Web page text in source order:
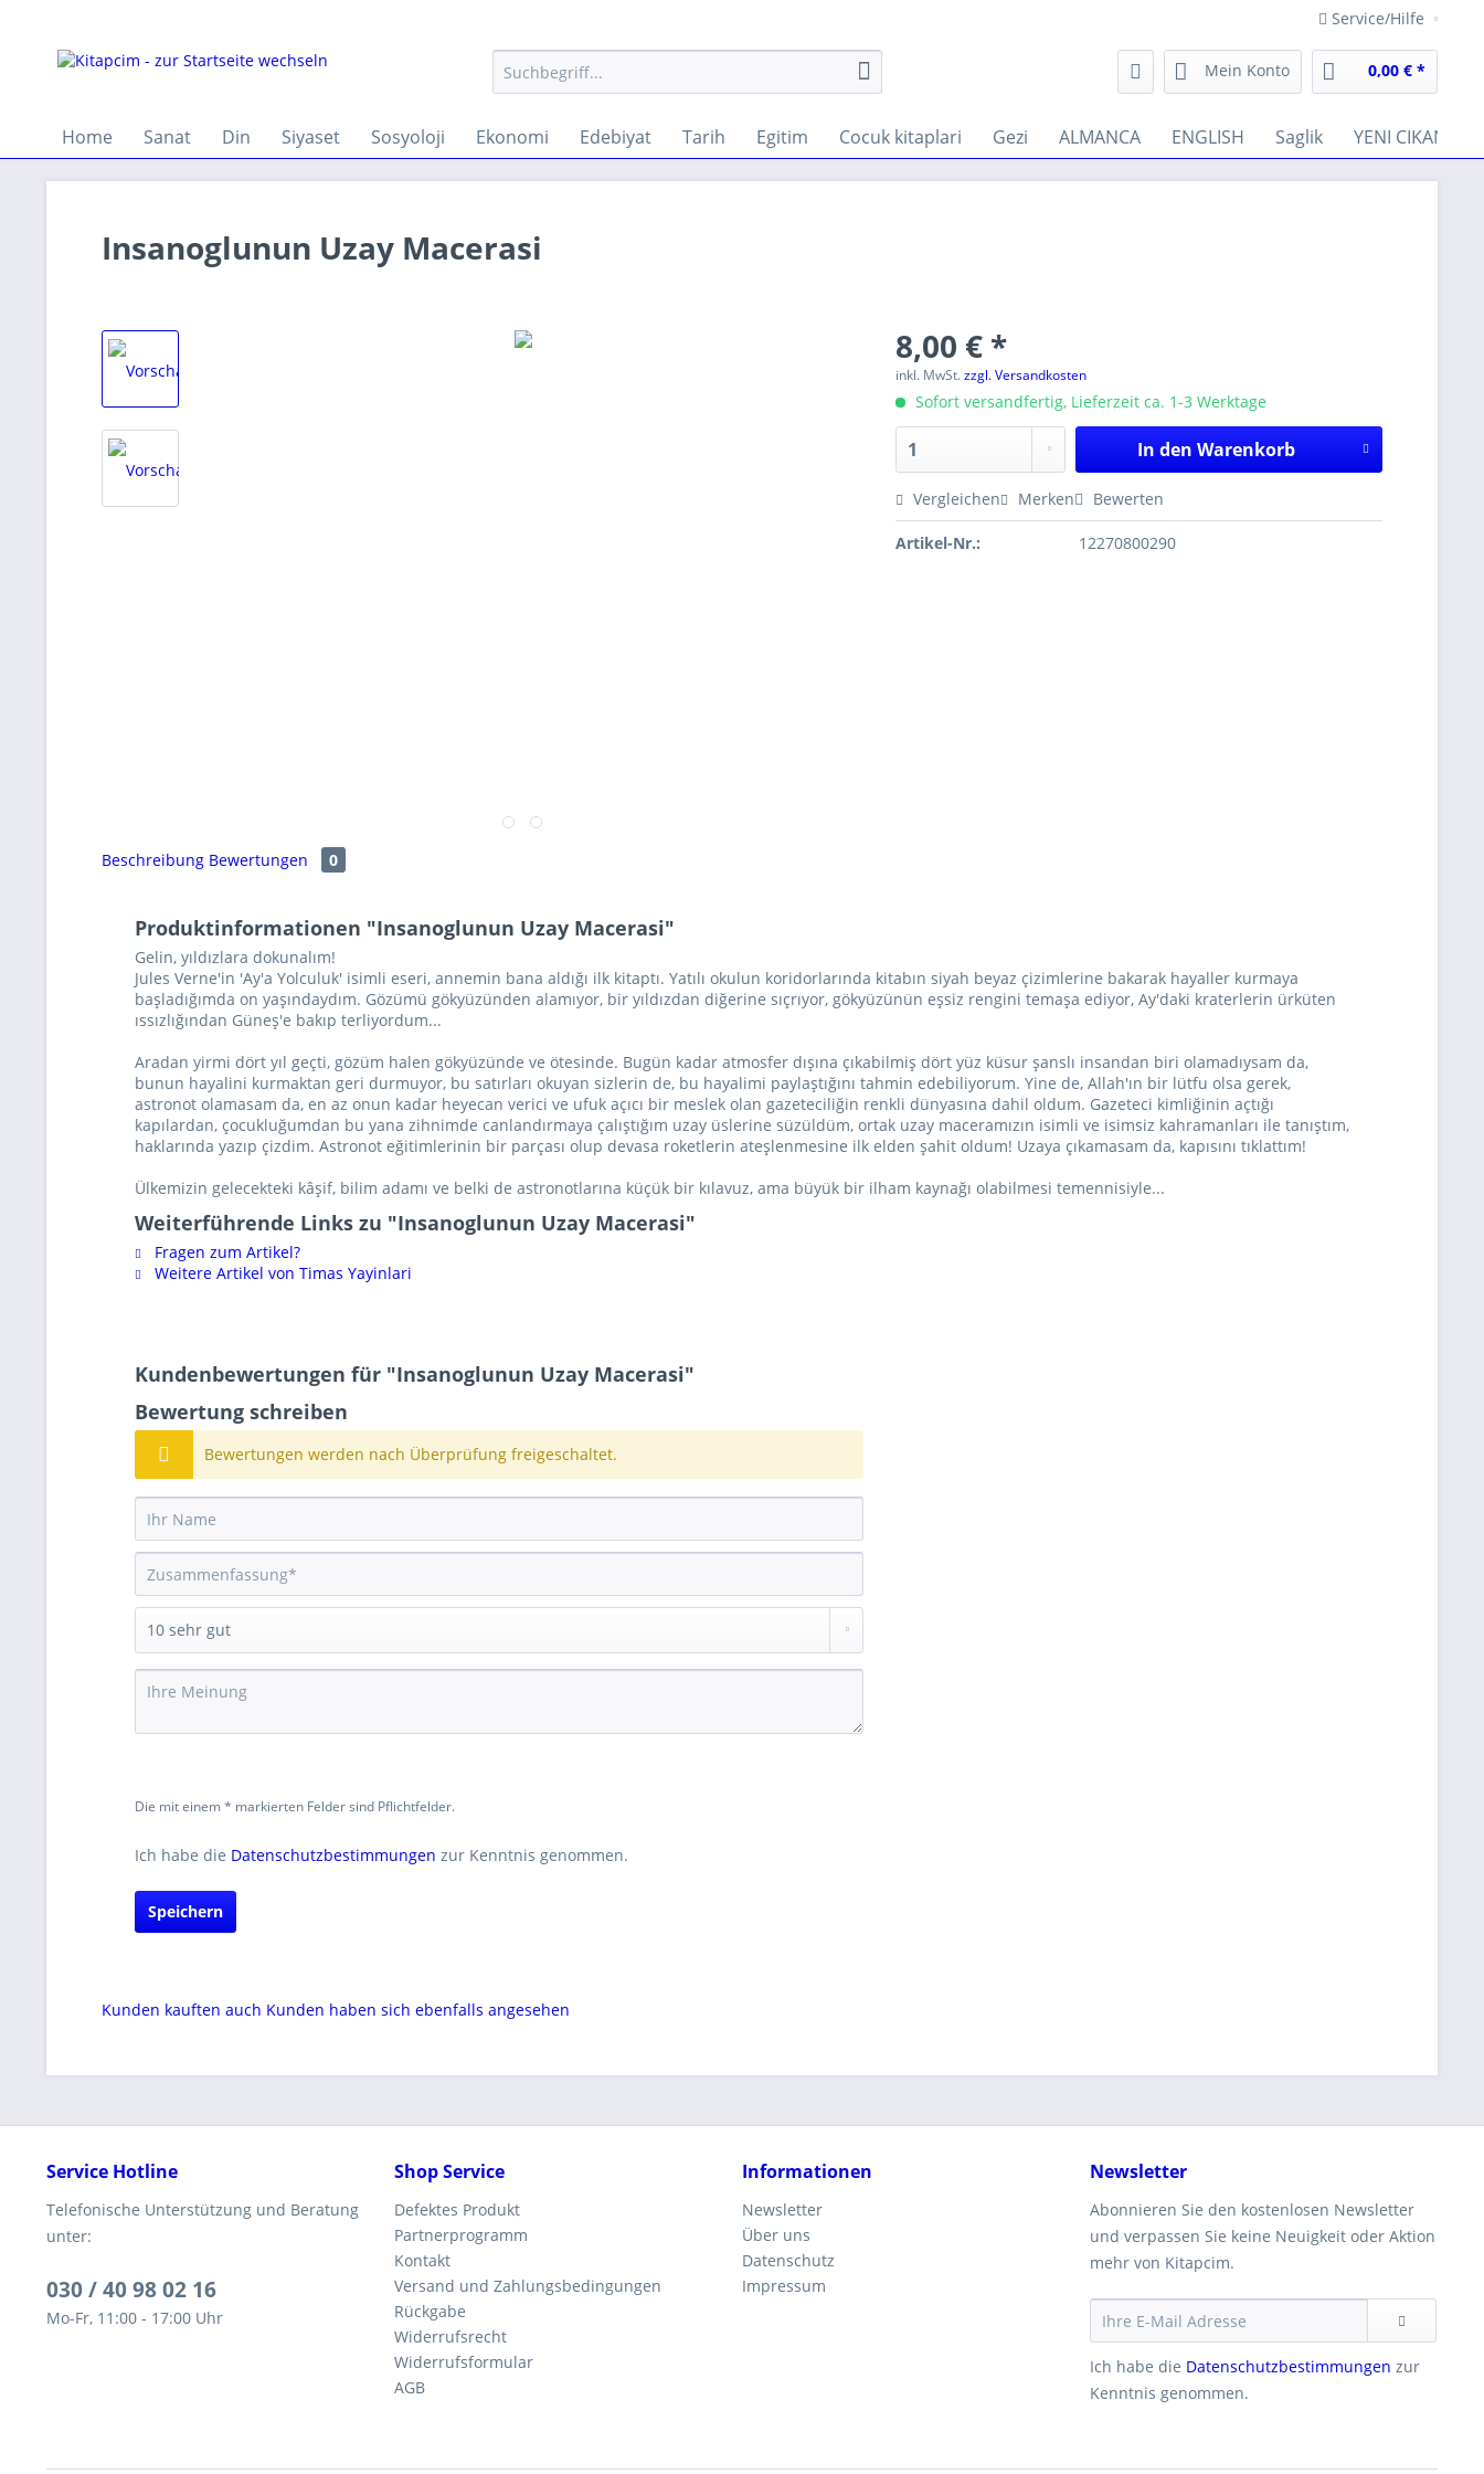
Service/Hilfe
Mein Konto 0,00 € *
Home Sanat Din Siyaset Sosyoloji Ekonomi Edebiyat Tarih Egitim Cocuk kitaplari Gezi ALMANCA ENGLISH Saglik YENI CIKANLAR
Insanoglunun Uzay Macerasi
8,00 € *
inkl. MwSt.zzgl. Versandkosten
Sofort versandfertig, Lieferzeit ca. 1-3 Werktage
In den Warenkorb
Vergleichen Merken Bewerten
Artikel-Nr.: 12270800290
Beschreibung Bewertungen 0
Produktinformationen "Insanoglunun Uzay Macerasi"
Gelin, yıldızlara dokunalım!
Jules Verne'in 'Ay'a Yolculuk' isimli eseri, annemin bana aldığı ilk kitaptı. Yatılı okulun koridorlarında kitabın siyah beyaz çizimlerine bakarak hayaller kurmaya
başladığımda on yaşındaydım. Gözümü gökyüzünden alamıyor, bir yıldızdan diğerine sıçrıyor, gökyüzünün eşsiz rengini temaşa ediyor, Ay'daki kraterlerin ürküten
ıssızlığından Güneş'e bakıp terliyordum...
Aradan yirmi dört yıl geçti, gözüm halen gökyüzünde ve ötesinde. Bugün kadar atmosfer dışına çıkabilmiş dört yüz küsur şanslı insandan biri olamadıysam da,
bunun hayalini kurmaktan geri durmuyor, bu satırları okuyan sizlerin de, bu hayalimi paylaştığını tahmin edebiliyorum. Yine de, Allah'ın bir lütfu olsa gerek,
astronot olamasam da, en az onun kadar heyecan verici ve ufuk açıcı bir meslek olan gazeteciliğin renkli dünyasına dahil oldum. Gazeteci kimliğinin açtığı
kapılardan, çocukluğumdan bu yana zihnimde canlandırmaya çalıştığım uzay üslerine süzüldüm, ortak uzay maceramızın isimli ve isimsiz kahramanları ile tanıştım,
haklarında yazıp çizdim. Astronot eğitimlerinin bir parçası olup devasa roketlerin ateşlenmesine ilk elden şahit oldum! Uzaya çıkamasam da, kapısını tıklattım!
Ülkemizin gelecekteki kâşif, bilim adamı ve belki de astronotlarına küçük bir kılavuz, ama büyük bir ilham kaynağı olabilmesi temennisiyle...
Weiterführende Links zu "Insanoglunun Uzay Macerasi"
Fragen zum Artikel?
Weitere Artikel von Timas Yayinlari
Kundenbewertungen für "Insanoglunun Uzay Macerasi"
Bewertung schreiben
Bewertungen werden nach Überprüfung freigeschaltet.
Die mit einem * markierten Felder sind Pflichtfelder.
Ich habe die Datenschutzbestimmungen zur Kenntnis genommen.
Speichern
Kunden kauften auch Kunden haben sich ebenfalls angesehen
Service Hotline
Telefonische Unterstützung und Beratung
unter:
030 / 40 98 02 16
Mo-Fr, 11:00 - 17:00 Uhr
Shop Service
Defektes Produkt
Partnerprogramm
Kontakt
Versand und Zahlungsbedingungen
Rückgabe
Widerrufsrecht
Widerrufsformular
AGB
Informationen
Newsletter
Über uns
Datenschutz
Impressum
Newsletter
Abonnieren Sie den kostenlosen Newsletter
und verpassen Sie keine Neuigkeit oder Aktion
mehr von Kitapcim.
Ich habe die Datenschutzbestimmungen zur
Kenntnis genommen.